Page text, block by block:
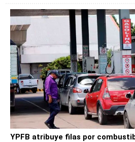
YPFB atribuye filas por